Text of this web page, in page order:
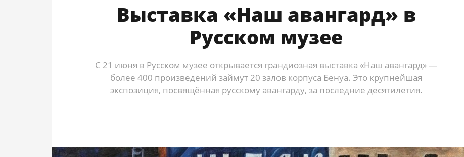
Выставка «Наш авангард» в
Русском музее
С 21 июня в Русском музее открывается грандиозная выставка «Наш авангард» —
более 400 произведений займут 20 залов корпуса Бенуа. Это крупнейшая
экспозиция, посвящённая русскому авангарду, за последние десятилетия.